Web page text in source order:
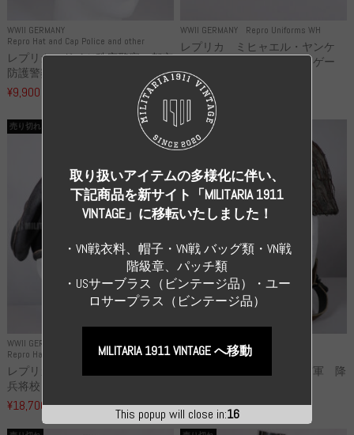
WWII GERMANY
Repro Hat and Cap Police and other
レプリカ ドイツ秩序警察 都市
防護警察 クラッシュキャップ...
¥9,900
WWII GERMANY Repro Uniforms WH
レプリカ ミヒャエル・ヤンケ
製 国家元帥 ヘルマン・ゲー
リ...
¥55,000
WWII GERMANY
Repro Hat and Cap SS and WSS
売り切れ
レプリカ 武装親衛隊 WSS 歩
兵将校 クラッシュキャップ ...
¥18,700（税込）
WWII GERMANY
Repro Hat and Cap Luftwaffe
売り切れ
高品質レプリカ ドイツ空軍 降
¥49,800（税込）
This popup will close in:15
取り扱いアイテムの多様化に伴い、
下記商品を新サイト「MILITARIA 1911
VINTAGE」に移転いたしました！
・VN戦衣料、帽子・VN戦 バッグ類・VN戦
階級章、パッチ類
・USサーブラス（ビンテージ品）・ユー
ロサープラス（ビンテージ品）
MILITARIA 1911 VINTAGE へ移動